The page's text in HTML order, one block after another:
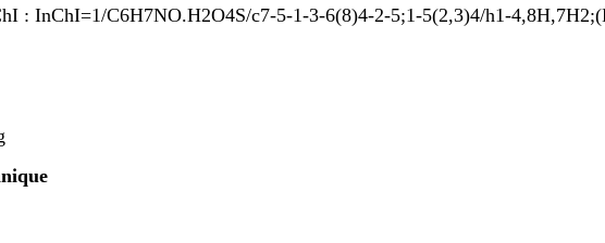
: InChI=1/C6H7NO.H2O4S/c7-5-1-3-6(8)4-2-5;1-5(2,3)4/h1-